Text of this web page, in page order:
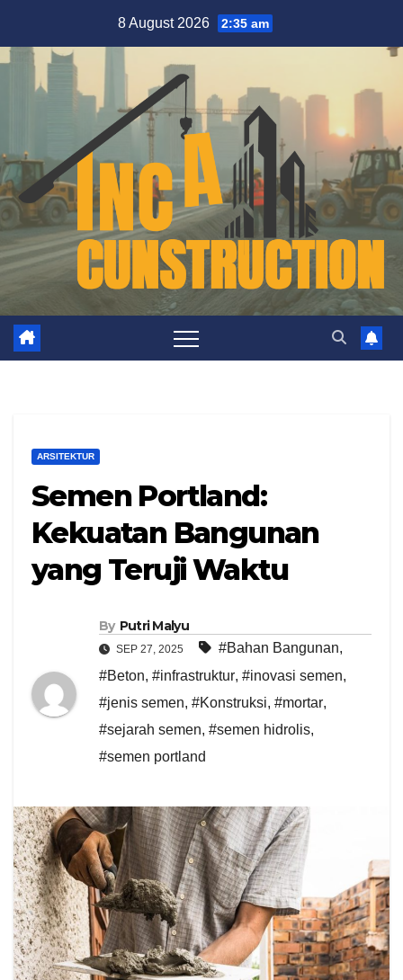
content
8 August 2026 2:35 am
ARSITEKTUR
Semen Portland:
Kekuatan Bangunan
yang Teruji Waktu
By Putri Malyu
SEP 27, 2025 #Bahan Bangunan,
#Beton, #infrastruktur, #inovasi semen,
#jenis semen, #Konstruksi, #mortar,
#sejarah semen, #semen hidrolis,
#semen portland